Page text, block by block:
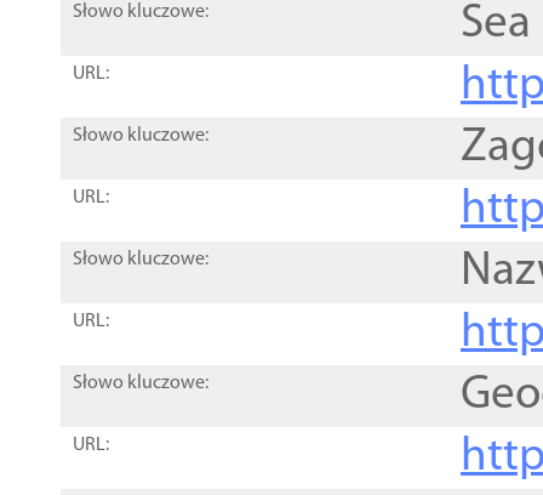
Słowo kluczowe:
URL:
Słowo kluczowe:
URL:
Słowo kluczowe:
URL:
Słowo kluczowe:
URL: